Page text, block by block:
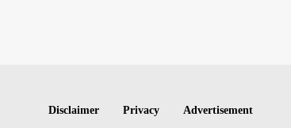
Disclaimer Privacy Advertisement